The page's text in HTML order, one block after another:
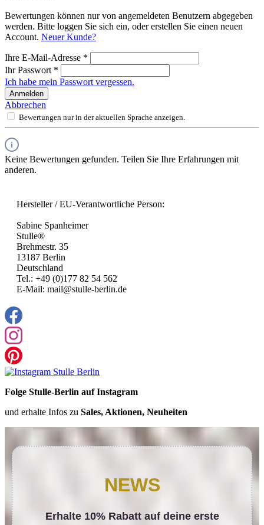
Bewertungen können nur von angemeldeten Benutzern abgegeben
werden. Bitte loggen Sie sich ein, oder erstellen Sie einen neuen
Account. Neuer Kunde?
Ihre E-Mail-Adresse *
Ihr Passwort *
Ich habe mein Passwort vergessen.
Anmelden
Abbrechen
Bewertungen nur in der aktuellen Sprache anzeigen.
Keine Bewertungen gefunden. Teilen Sie Ihre Erfahrungen mit
anderen.
Hersteller / EU-Verantwortliche Person:
Sabine Spanheimer
Stulle®
Brehmestr. 35
13187 Berlin
Deutschland
Tel.: +49 (0)177 82 54 562
E-Mail: mail@stulle-berlin.de
Folge Stulle-Berlin auf Instagram
und erhalte Infos zu Sales, Aktionen, Neuheiten
NEWS
Erhalte 10% Rabatt auf deine erste